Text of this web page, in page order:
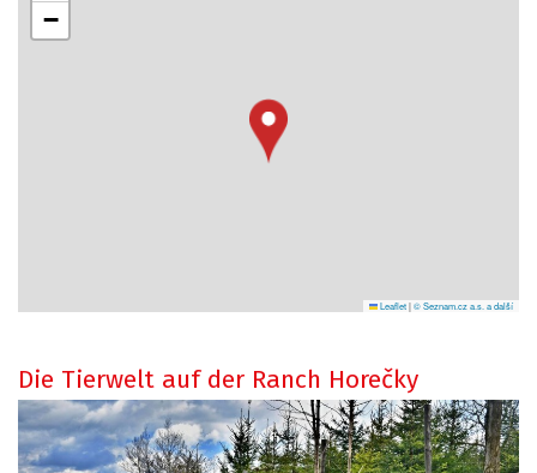
−
Leaflet|© Seznam.cz a.s. a další
Die Tierwelt auf der Ranch Horečky